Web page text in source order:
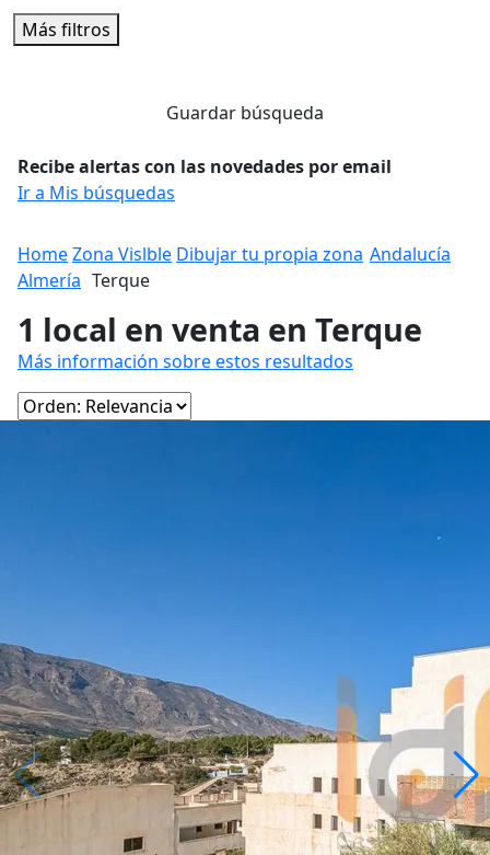
Más filtros
Guardar búsqueda
Recibe alertas con las novedades por email
Ir a Mis búsquedas
HomeZona Vislble Dibujar tu propia zona Andalucía
Almería Terque
1 local en venta en Terque
Más información sobre estos resultados